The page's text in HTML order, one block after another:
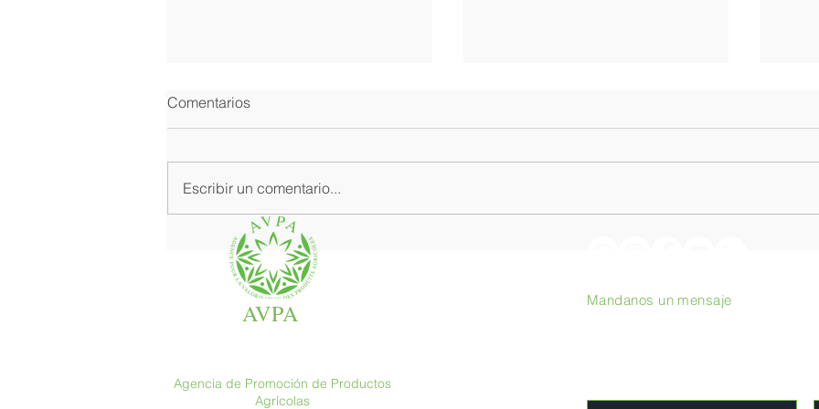
Donde la gastronomía fina
brilla en su mejor versión
Comentarios
Escribir un comentario...
AVPA
Agencia de Promoción de Productos
Agrícolas
Mandanos un mensaje